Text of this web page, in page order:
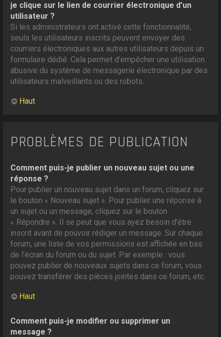
je clique sur le lien de courrier électronique d’un
utilisateur ?
Si les administrateurs ont activé cette fonctionnalité,
seuls les utilisateurs inscrits peuvent envoyer des
courriers électroniques aux autres utilisateurs depuis un
formulaire dédié. Cela permet d’empêcher une utilisation
abusive du système de messagerie électronique par des
utilisateurs malveillants ou des robots.
Haut
PROBLÈMES DE PUBLICATION
Comment puis-je publier un nouveau sujet ou une
réponse ?
Pour publier un nouveau sujet dans un forum, cliquez sur
le bouton « Nouveau sujet ». Pour publier une réponse à
un sujet ou un message, cliquez sur le bouton
« Répondre ». Il se peut que vous ayez besoin d’être
inscrit avant de pouvoir rédiger un message. Sur chaque
forum, une liste de vos permissions est affichée en bas
de l’écran du forum ou du sujet. Par exemple : vous
pouvez publier de nouveaux sujets dans ce forum, vous
pouvez transférer des pièces jointes dans ce forum, etc.
Haut
Comment puis-je modifier ou supprimer un
message ?